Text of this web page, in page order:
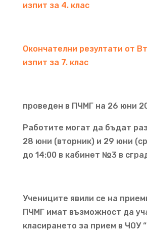
изпит за 4. клас
Окончателни резултати от
изпит за 7. клас
проведен в ПЧМГ на 26 юни
Работите могат да бъдат
28 юни (вторник) и 29 юни
до 14:00 в кабинет №3 в
Учениците явили се на
ПЧМГ имат възможност да
класирането за прием в ЧОУ